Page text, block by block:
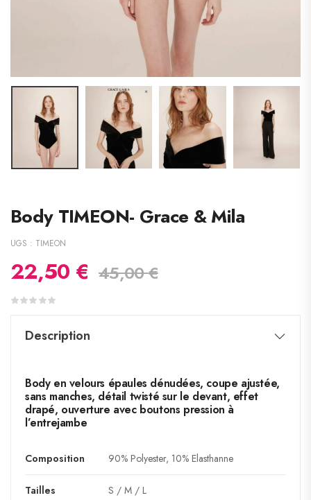
Body TIMEON- Grace & Mila
UGS : TIMEON
22,50 € 45,00€
Description
Body en velours épaules dénudées, coupe ajustée,
sans manches, détail twisté sur le devant, effet
drapé, ouverture avec boutons pression à
l’entrejambe
Composition 90% Polyester, 10% Elasthanne
Tailles S / M / L